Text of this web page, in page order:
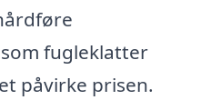
fugleklatter
påvirke prisen.